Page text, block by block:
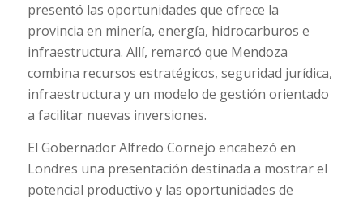
presentó las oportunidades que ofrece la
provincia en minería, energía, hidrocarburos e
infraestructura. Allí, remarcó que Mendoza
combina recursos estratégicos, seguridad jurídica,
infraestructura y un modelo de gestión orientado
a facilitar nuevas inversiones.
El Gobernador Alfredo Cornejo encabezó en
Londres una presentación destinada a mostrar el
potencial productivo y las oportunidades de